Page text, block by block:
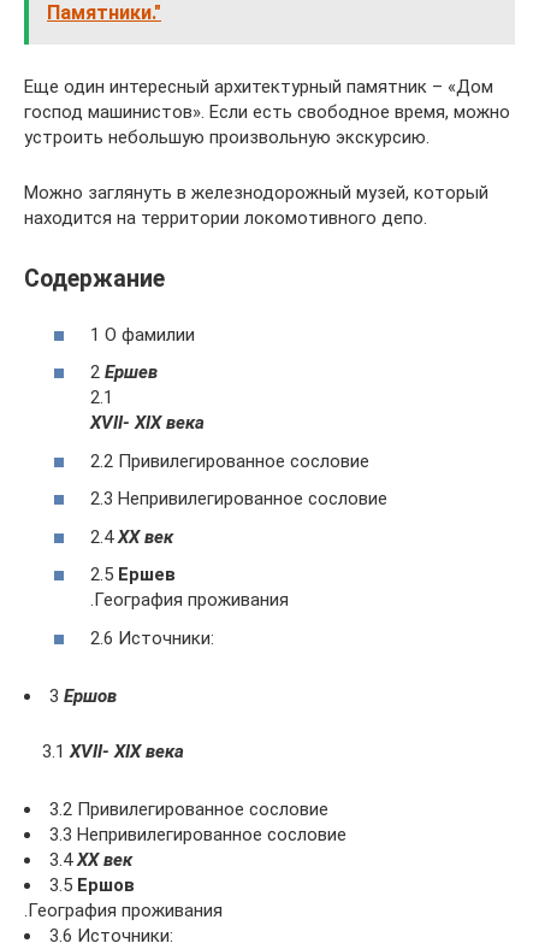
Памятники."
Еще один интересный архитектурный памятник – «Дом
господ машинистов». Если есть свободное время, можно
устроить небольшую произвольную экскурсию.
Можно заглянуть в железнодорожный музей, который
находится на территории локомотивного депо.
Содержание
1 О фамилии
2 Ершев
2.1
ХVII- ХIХ века
2.2 Привилегированное сословие
2.3 Непривилегированное сословие
2.4ХХ век
2.5 Ершев
.География проживания
2.6 Источники:
3 Ершов
3.1ХVII- ХIХ века
3.2 Привилегированное сословие
3.3 Непривилегированное сословие
3.4ХХ век
3.5 Ершов
.География проживания
3.6 Источники: